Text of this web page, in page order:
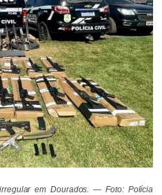
em Dourados. — Foto: Polícia